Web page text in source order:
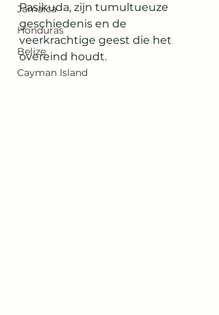
Jamaica
Honduras
Belize
Cayman Island
Pasikuda, zijn tumultueuze
geschiedenis en de
veerkrachtige geest die het
overeind houdt.